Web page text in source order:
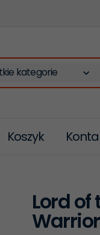
kategorie
Koszyk
Lord of